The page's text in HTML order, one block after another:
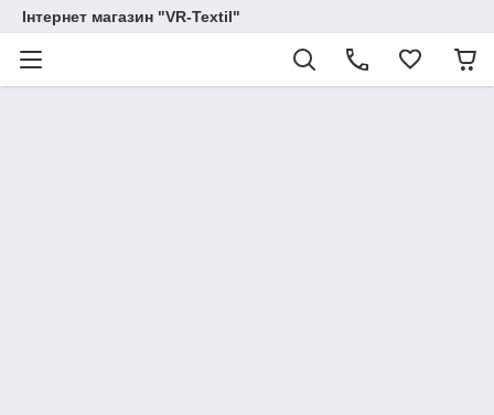
Інтернет магазин "VR-Textil"